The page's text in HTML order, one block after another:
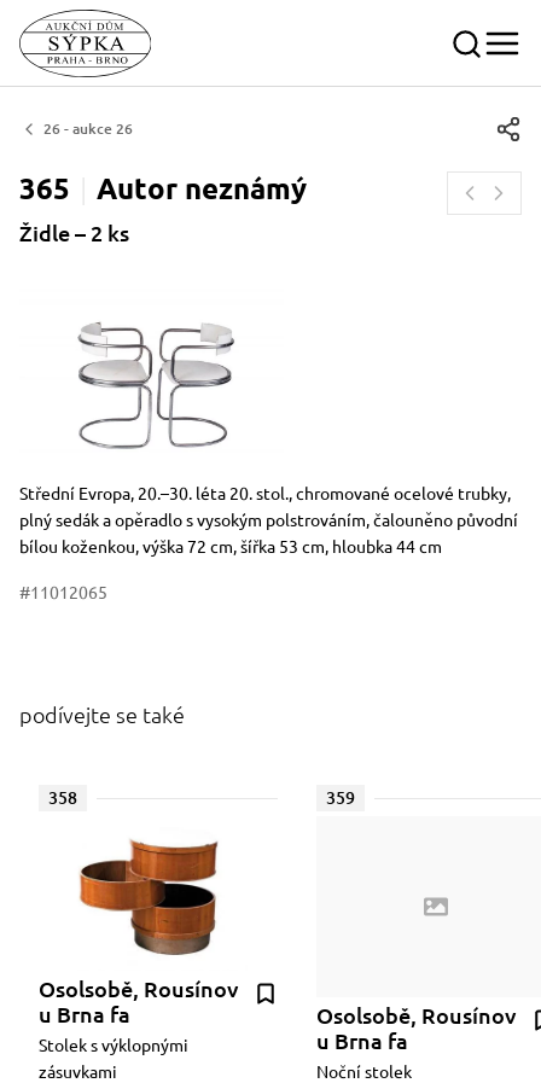
26 - aukce 26
365 Autor neznámý
Židle – 2 ks
Rozměry
Stručný popis předmětu
Střední Evropa, 20.–30. léta 20. stol., chromované ocelové trubky,
plný sedák a opěradlo s vysokým polstrováním, čalouněno původní
bílou koženkou, výška 72 cm, šířka 53 cm, hloubka 44 cm
#11012065
podívejte se také
358
Osolsobě, Rousínov
u Brna fa
Stolek s výklopnými
zásuvkami
359
Osolsobě, Rousínov
u Brna fa
Noční stolek